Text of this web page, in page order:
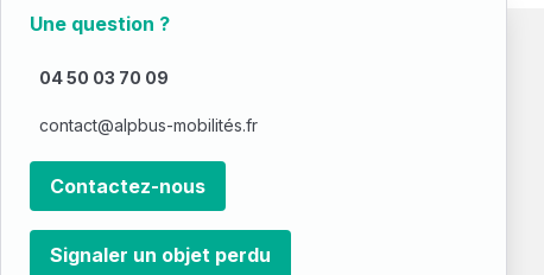
Une question ?
04 50 03 70 09
contact@alpbus-mobilités.fr
Contactez-nous
Signaler un objet perdu